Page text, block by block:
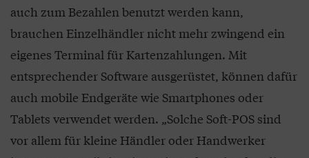
auch zum Bezahlen benutzt werden kann,
brauchen Einzelhändler nicht mehr zwingend ein
eigenes Terminal für Kartenzahlungen. Mit
entsprechender Software ausgerüstet, können dafür
auch mobile Endgeräte wie Smartphones oder
Tablets verwendet werden. „Solche Soft-POS sind
vor allem für kleine Händler oder Handwerker